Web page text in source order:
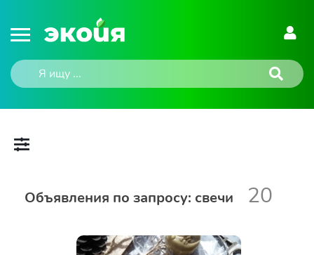
Объявления по запросу: свечи 20